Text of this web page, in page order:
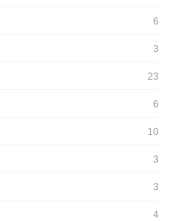
6
3
23
6
10
3
3
4